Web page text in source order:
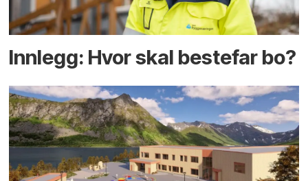
Innlegg: Hvor skal bestefar bo?